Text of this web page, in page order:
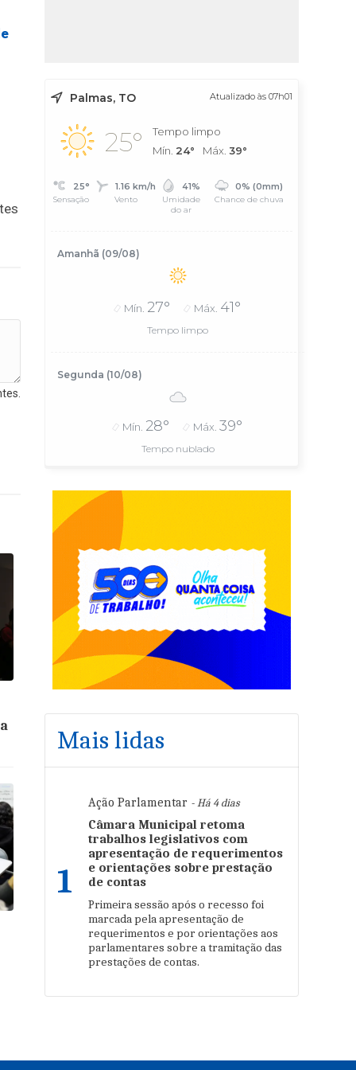
Palmas, TO Atualizado às 07h01
25°
Tempo limpo
Mín. 24° Máx. 39°
25°
Sensação
1.16 km/h
Vento
41%
Umidade
do ar
0% (0mm)
Chance de chuva
Amanhã (09/08)
Mín. 27° Máx. 41°
Tempo limpo
Segunda (10/08)
Mín. 28° Máx.39°
Tempo nublado
Mais lidas
1
Ação Parlamentar - Há 4 dias
Câmara Municipal retoma
trabalhos legislativos com
apresentação de requerimentos
e orientações sobre prestação
de contas
Primeira sessão após o recesso foi
marcada pela apresentação de
requerimentos e por orientações aos
parlamentares sobre a tramitação das
prestações de contas.